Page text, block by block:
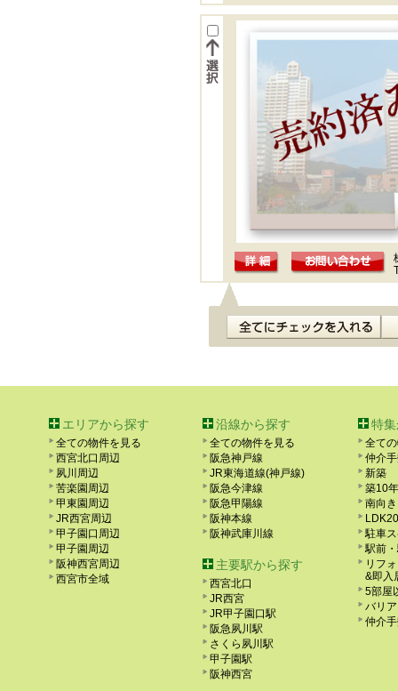
エリアから探す
全ての物件を見る
西宮北口周辺
夙川周辺
苦楽園周辺
甲東園周辺
JR西宮周辺
甲子園口周辺
甲子園周辺
阪神西宮周辺
西宮市全域
沿線から探す
全ての物件を見る
阪急神戸線
JR東海道線(神戸線)
阪急今津線
阪急甲陽線
阪神本線
阪神武庫川線
主要駅から探す
西宮北口
JR西宮
JR甲子園口駅
阪急夙川駅
さくら夙川駅
甲子園駅
阪神西宮
特
全て
仲介
新築
築10
南向き
駐車
駅前
リフ
&即入
5部屋
バリ
仲介